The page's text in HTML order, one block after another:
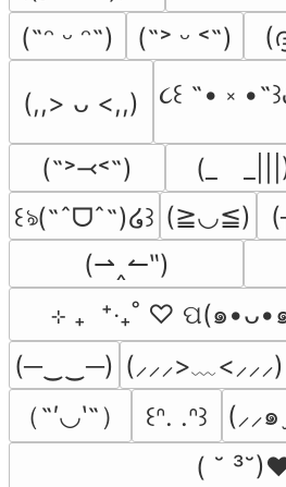
(˶ᵔ ᵕ ᵔ˶)
(˶˃ ᵕ ˂˶)
(,,> ᴗ <,,) ૮꒰ ˶• ༝
(˶˃⤙˂˶) (_　
꒰ঌ(˶ˆᗜˆ˵)໒꒱ (≧◡≦)
(⇀‸↼‶)
⊹ ₊  ⁺‧₊˚ ♡ ପ(๑•ᴗ•
(─‿‿─) (⸝⸝⸝>﹏<⸝⸝⸝)
（˶′◡‵˶）
꒰ᐢ. .ᐢ꒱ (⸝⸝
( ˘